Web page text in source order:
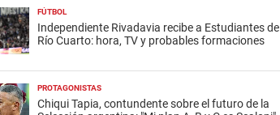
FÚTBOL
Independiente Rivadavia recibe a Estudiantes de
Río Cuarto: hora, TV y probables formaciones
PROTAGONISTAS
Chiqui Tapia, contundente sobre el futuro de la